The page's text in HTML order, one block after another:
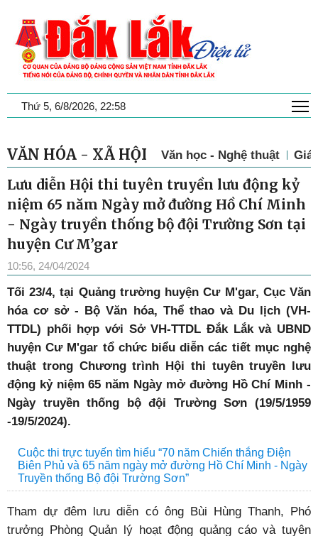
Thứ 5, 6/8/2026, 22:58
VĂN HÓA - XÃ HỘI Văn học - Nghệ thuật
Lưu diễn Hội thi tuyên truyền lưu động kỷ
niệm 65 năm Ngày mở đường Hồ Chí Minh
- Ngày truyền thống bộ đội Trường Sơn tại
huyện Cư M’gar
10:56, 24/04/2024
Tối 23/4, tại Quảng trường huyện Cư M'gar, Cục Văn
hóa cơ sở - Bộ Văn hóa, Thể thao và Du lịch (VH-
TTDL) phối hợp với Sở VH-TTDL Đắk Lắk và UBND
huyện Cư M'gar tổ chức biểu diễn các tiết mục nghệ
thuật trong Chương trình Hội thi tuyên truyền lưu
động kỷ niệm 65 năm Ngày mở đường Hồ Chí Minh -
Ngày truyền thống bộ đội Trường Sơn (19/5/1959
-19/5/2024).
Cuộc thi trực tuyến tìm hiểu “70 năm Chiến thắng Điện
Biên Phủ và 65 năm ngày mở đường Hồ Chí Minh - Ngày
Truyền thống Bộ đội Trường Sơn”
Tham dự đêm lưu diễn có ông Bùi Hùng Thanh, Phó
trưởng Phòng Quản lý hoạt động quảng cáo và tuyên